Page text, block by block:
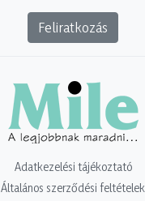
Feliratkozás
Adatkezelési tájékoztató
Általános szerződési feltételek